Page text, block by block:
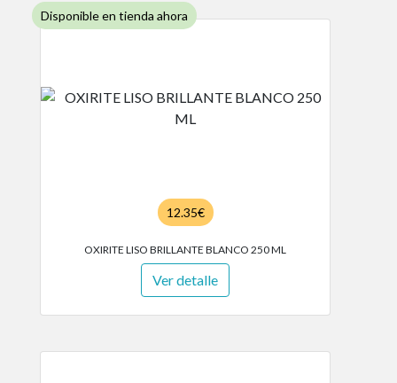
Disponible en tienda ahora
12.35€
OXIRITE LISO BRILLANTE BLANCO 250 ML
Ver detalle